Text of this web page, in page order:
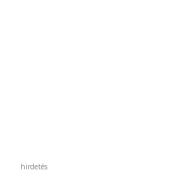
hirdetés